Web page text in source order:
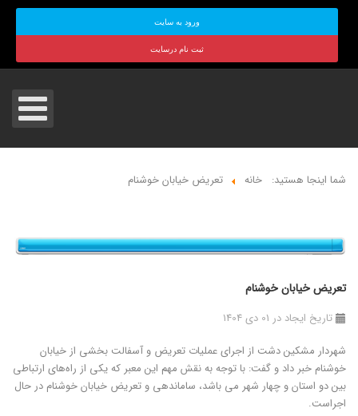
ورود به سایت
ثبت نام درسایت
شما اینجا هستید: خانه تعریض خیابان خوشنام
تعریض خیابان خوشنام
تاریخ ایجاد در 01 دی 1404
شهردار مشکین ‌دشت از اجرای عملیات تعریض و آسفالت بخشی از خیابان
خوشنام خبر داد و گفت: با توجه به نقش مهم این معبر که یکی از راه‌های ارتباطی
بین دو استان و چهار شهر می باشد، ساماندهی و تعریض خیابان خوشنام در حال
اجراست.